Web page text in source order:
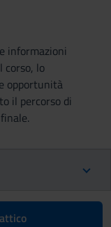
informazioni
corso, lo
opportunità
il percorso di